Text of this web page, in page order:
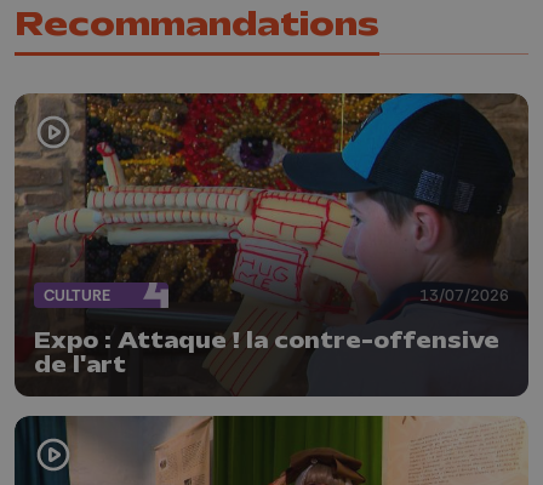
Recommandations
CULTURE 13/07/2026
Expo : Attaque ! la contre-offensive
de l'art